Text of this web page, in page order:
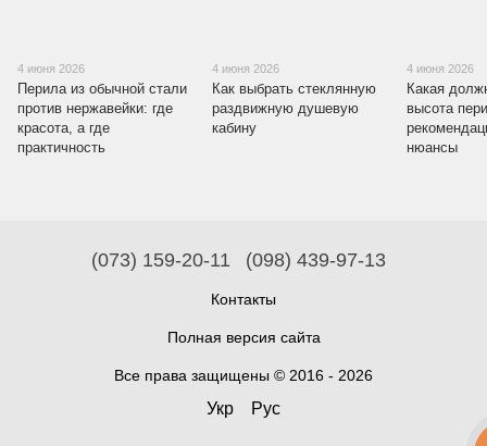
4 июня 2026
Перила из обычной стали
против нержавейки: где
красота, а где
практичность
4 июня 2026
Как выбрать стеклянную
раздвижную душевую
кабину
4 июня 2026
Какая
высота
нюансы
(073) 159-20-11 (098) 439-97-13
Контакты
Полная версия сайта
Все права защищены © 2016 - 2026
Укр Рус